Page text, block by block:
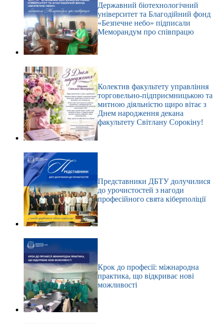
Державний біотехнологічний
університет та Благодійний фонд
«Безпечне небо» підписали
Меморандум про співпрацю
Колектив факультету управління
торговельно-підприємницькою та
митною діяльністю щиро вітає з
Днем народження декана
факультету Світлану Сорокіну!
Представники ДБТУ долучилися
до урочистостей з нагоди
професійного свята кіберполіції
Крок до професії: міжнародна
практика, що відкриває нові
можливості